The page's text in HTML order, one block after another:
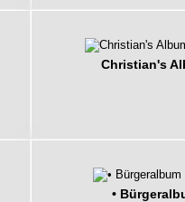
Christian's
•